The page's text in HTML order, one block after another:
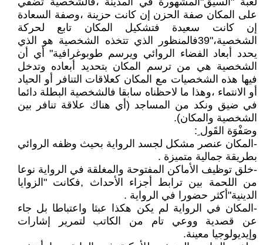
على المكان صفة الحزن إن كانت حزينة ،وصفة السعادة
إن كانت سعيدة فتشكيل المكان تابع لحركة
الشخصية،"39فالمنظور الذي تتخذه الشخصية هو الذي
يحدد أبعاد الفضاء الروائي ويرسم طوبوغرافية" أي أن
الشخصية هي من ترسم المكان بتحديد أبعاده وتدخل
فيها هذه الشخصيات مع المكان كعلاقات التنافر أو الحياد
أو الانتماء ،وهذا ما لاحظناه سابقا فالشخصية البطلة دائما
في ضيق ونكد من المساجد (أي هناك علاقة تنافر بين
الشخصية والمكان).
وصَفْوَة القَول ِ:
-المكان عنصر مشكل لجسد الرواية بحيث وظفه الروائي
بطريقة جمالية متميزة .
-خلق توظيف الأماكن المفتوحة والمغلقة في الرواية نوعا
من اللحمة بين ترابط أجزاء الأحداث ,فكانت "الزوايا
الدينية"أكثر حضورا في الرواية .
-المكان في الرواية لم يكن هكذا عبثا واعتباطا بل جاء
عن قصدية ووعي تام من الكاتب لتمرير إشارات
وإيديولوجيا معينة.